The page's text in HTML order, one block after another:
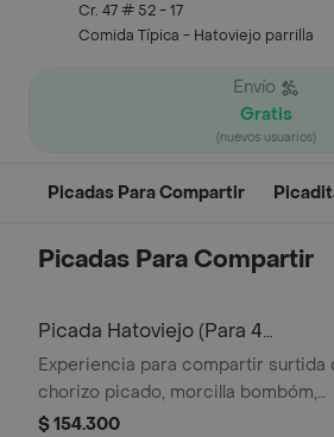
Cr. 47 # 52 - 17
Comida Típica - Hatoviejo parrilla
Envío
Gratis
(nuevos usuarios)
Picadas Para Compartir
Picadas Para Compartir
Picada Hatoviejo (Para 4
personas)
Experiencia para compartir surtida
chorizo picado, morcilla bombóm,
chicharroncitos, trocitos de pollo a la
$ 154.300